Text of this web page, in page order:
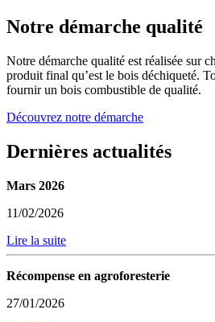
Notre démarche qualité
Notre démarche qualité est réalisée sur
produit final qu’est le bois déchiqueté.
fournir un bois combustible de qualité.
Découvrez notre démarche
Dernières actualités
Mars 2026
11/02/2026
Lire la suite
Récompense en agroforesterie
27/01/2026